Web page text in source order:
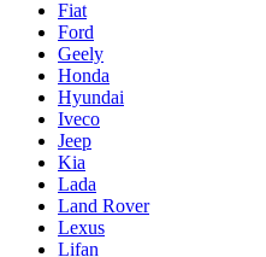
Fiat
Ford
Geely
Honda
Hyundai
Iveco
Jeep
Kia
Lada
Land Rover
Lexus
Lifan